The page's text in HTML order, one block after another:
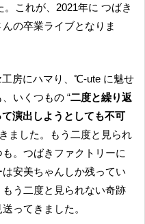
これが、2021年に つばき
の卒業ライブとなりま
房にハマり、℃-ute に魅せ
いくつもの “二度と繰り返
演出しようとしても不可
ました。もう二度と見られ
。つばきファクトリーに
安美ちゃんしか残ってい
う二度と見られない奇跡
ってきました。